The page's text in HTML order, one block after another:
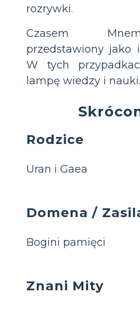
rozrywki.
Czasem
przedstawiony jako
W tych
lampę wiedzy i nauki.
Rodzice
Uran i Gaea
Domena /
Bogini pamięci
Znani Mity